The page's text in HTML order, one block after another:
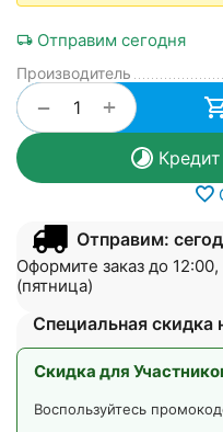
Отправим сегодня
Производитель
+
−
Отправим:
Оформите заказ до
(пятница)
Специальная скидка
Скидка для
Воспользуйтесь